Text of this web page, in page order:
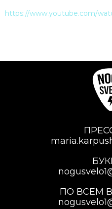
https://www.youtube.com/
ПО ВСЕМ